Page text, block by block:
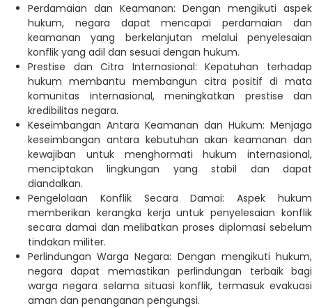
Perdamaian dan Keamanan: Dengan mengikuti aspek
hukum, negara dapat mencapai perdamaian dan
keamanan yang berkelanjutan melalui penyelesaian
konflik yang adil dan sesuai dengan hukum.
Prestise dan Citra Internasional: Kepatuhan terhadap
hukum membantu membangun citra positif di mata
komunitas internasional, meningkatkan prestise dan
kredibilitas negara.
Keseimbangan Antara Keamanan dan Hukum: Menjaga
keseimbangan antara kebutuhan akan keamanan dan
kewajiban untuk menghormati hukum internasional,
menciptakan lingkungan yang stabil dan dapat
diandalkan.
Pengelolaan Konflik Secara Damai: Aspek hukum
memberikan kerangka kerja untuk penyelesaian konflik
secara damai dan melibatkan proses diplomasi sebelum
tindakan militer.
Perlindungan Warga Negara: Dengan mengikuti hukum,
negara dapat memastikan perlindungan terbaik bagi
warga negara selama situasi konflik, termasuk evakuasi
aman dan penanganan pengungsi.